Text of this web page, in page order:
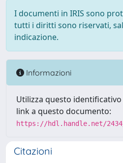
I documenti in IRIS sono
tutti i diritti sono riservati,
indicazione.
Informazioni
Utilizza questo
link a questo documento:
https://hdl.handle.net/2434/
Citazioni